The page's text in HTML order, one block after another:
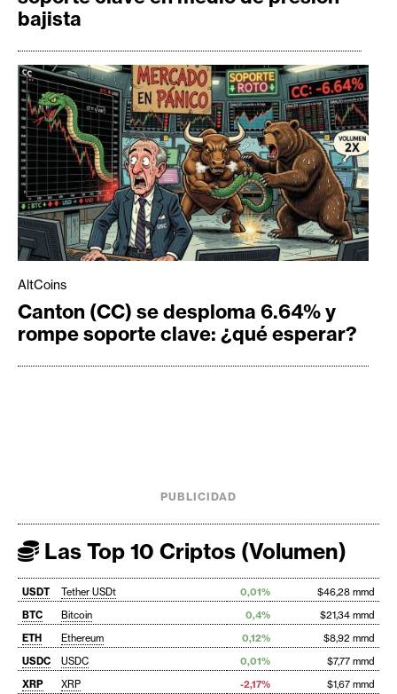
bajista
AltCoins
Canton (CC) se desploma 6.64% y
rompe soporte clave: ¿qué esperar?
PUBLICIDAD
Las Top 10 Criptos (Volumen)
USDT Tether USDt 0,01%
$46,28 mmd
BTC
Bitcoin 0,4%
$21,34 mmd
ETH
Ethereum 0,12%
$8,92 mmd
USDC
USDC 0,01%
$7,77 mmd
XRP
XRP -2,17%
$1,67 mmd